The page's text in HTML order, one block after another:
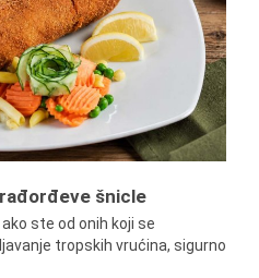
šnicle
ste od onih koji se
tropskih vrućina, sigurno